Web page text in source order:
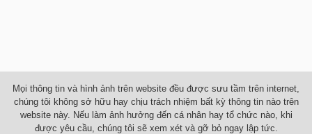
Mọi thông tin và hình ảnh trên website đều được sưu tầm trên internet,
chúng tôi không sở hữu hay chịu trách nhiệm bất kỳ thông tin nào trên
website này. Nếu làm ảnh hưởng đến cá nhân hay tổ chức nào, khi
được yêu cầu, chúng tôi sẽ xem xét và gỡ bỏ ngay lập tức.